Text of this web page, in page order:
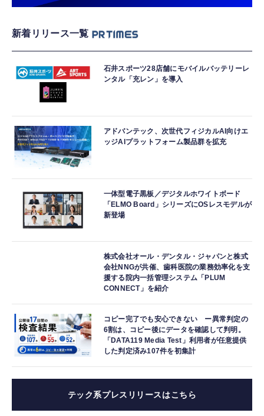
新着リリース一覧
石井スポーツ28店舗にモバイルバッテリーレ
ンタル「充レン」を導入
アドバンテック、次世代フィジカルAI向けエ
ッジAIプラットフォーム製品群を拡充
一体型電子黒板／デジタルホワイトボード
「ELMO Board」シリーズにOSレスモデルが
新登場
株式会社オール・デンタル・ジャパンと株式
会社NNGが共催、歯科医院の業務効率化を支
援する院内一括管理システム「PLUM
CONNECT」を紹介
コピー完了でも安心できない ー異常判定の
6割は、コピー後にデータを確認して判明。
「DATA119 Media Test」利用者が任意提供
した判定済み107件を初集計
テック系プレスリリースはこちら